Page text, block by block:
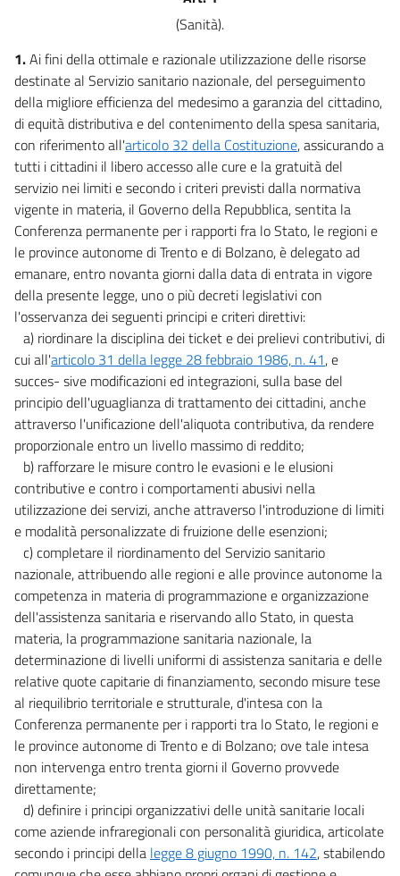
(Sanità).
1.Ai fini della ottimale e razionale utilizzazione delle risorse
destinate al Servizio sanitario nazionale, del perseguimento
della migliore efficienza del medesimo a garanzia del cittadino,
di equità distributiva e del contenimento della spesa sanitaria,
con riferimento all'articolo 32 della Costituzione, assicurando a
tutti i cittadini il libero accesso alle cure e la gratuità del
servizio nei limiti e secondo i criteri previsti dalla normativa
vigente in materia, il Governo della Repubblica, sentita la
Conferenza permanente per i rapporti fra lo Stato, le regioni e
le province autonome di Trento e di Bolzano, è delegato ad
emanare, entro novanta giorni dalla data di entrata in vigore
della presente legge, uno o più decreti legislativi con
l'osservanza dei seguenti principi e criteri direttivi:
a) riordinare la disciplina dei ticket e dei prelievi contributivi, di
cui all'articolo 31 della legge 28 febbraio 1986, n. 41, e
succes- sive modificazioni ed integrazioni, sulla base del
principio dell'uguaglianza di trattamento dei cittadini, anche
attraverso l'unificazione dell'aliquota contributiva, da rendere
proporzionale entro un livello massimo di reddito;
b) rafforzare le misure contro le evasioni e le elusioni
contributive e contro i comportamenti abusivi nella
utilizzazione dei servizi, anche attraverso l'introduzione di limiti
e modalità personalizzate di fruizione delle esenzioni;
c) completare il riordinamento del Servizio sanitario
nazionale, attribuendo alle regioni e alle province autonome la
competenza in materia di programmazione e organizzazione
dell'assistenza sanitaria e riservando allo Stato, in questa
materia, la programmazione sanitaria nazionale, la
determinazione di livelli uniformi di assistenza sanitaria e delle
relative quote capitarie di finanziamento, secondo misure tese
al riequilibrio territoriale e strutturale, d'intesa con la
Conferenza permanente per i rapporti tra lo Stato, le regioni e
le province autonome di Trento e di Bolzano; ove tale intesa
non intervenga entro trenta giorni il Governo provvede
direttamente;
d) definire i principi organizzativi delle unità sanitarie locali
come aziende infraregionali con personalità giuridica, articolate
secondo i principi della legge 8 giugno 1990, n. 142, stabilendo